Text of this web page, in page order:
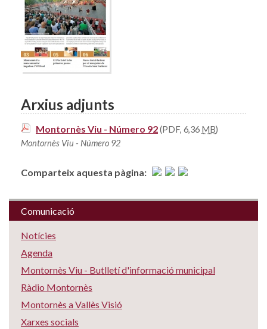
Arxius adjunts
Montornès Viu - Número 92(PDF, 6,36 MB)
Montornès Viu - Número 92
Comparteix aquesta pàgina:
Comunicació
Notícies
Agenda
Montornès Viu - Butlletí d'informació municipal
Ràdio Montornès
Montornès a Vallès Visió
Xarxes socials